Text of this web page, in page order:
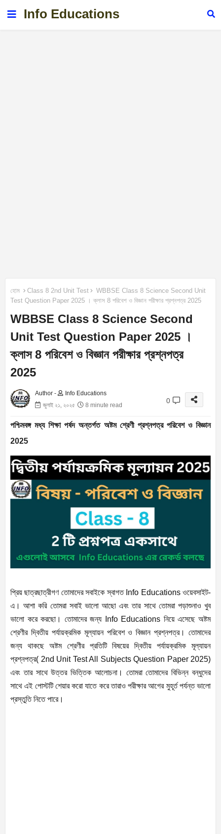
Info Educations
হোম Class 8 2nd Unit Test
WBBSE Class 8 Science Second Unit
Test Question Paper 2025 । ক্লাস 8 পরিবেশ ও বিজ্ঞান পরীক্ষার প্রশ্নপত্র 2025
WBBSE Class 8 Science Second
Unit Test Question Paper 2025 ।
ক্লাস 8 পরিবেশ ও বিজ্ঞান পরীক্ষার প্রশ্নপত্র
2025
Author -
Info Educations
জুলাই ২১, ২০২৫
8 minute read
0
পশ্চিমবঙ্গ মধ্য শিক্ষা পর্ষদ অন্তৰ্গত অষ্টম শ্রেণী প্রশ্নপত্র পরিবেশ ও বিজ্ঞান
2025
প্রিয় ছাত্রছাত্রীগণ তোমাদের সবাইকে স্বাগত Info Educations ওয়েবসাইট-
এ। আশা করি তোমরা সবাই ভালো আছো এবং তার সাথে তোমরা পড়াশুনাও খুব
ভালো করে করছো। তোমাদের জন্য Info Educations নিয়ে এসেছে অষ্টম
শ্রেণীর দ্বিতীয় পর্যায়ক্রমিক মূল্যায়ন পরিবেশ ও বিজ্ঞান প্রশ্নপত্র। তোমাদের
জন্য থাকছে অষ্টম শ্রেণীর প্রতিটি বিষয়ের দ্বিতীয় পর্যায়ক্রমিক মূল্যায়ন
প্রশ্নপত্র( 2nd Unit Test All Subjects Question Paper 2025)
এবং তার সাথে উত্তর ভিত্তিক আলোচনা। তোমরা তোমাদের বিভিন্ন বন্ধুদের
সাথে এই পোস্টটি শেয়ার করো যাতে করে তারাও পরীক্ষার আগের মুহূর্ত পর্যন্ত ভালো
প্রস্তুতি নিতে পারে।